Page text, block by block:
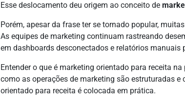
Esse deslocamento deu origem ao conceito de
Porém, apesar da frase ter se tornado popular,
As equipes de marketing continuam rastreando
em dashboards desconectados e relatórios manuais
Entender o que é marketing orientado para receita
como as operações de marketing são estruturadas
orientado para receita é colocada em prática.